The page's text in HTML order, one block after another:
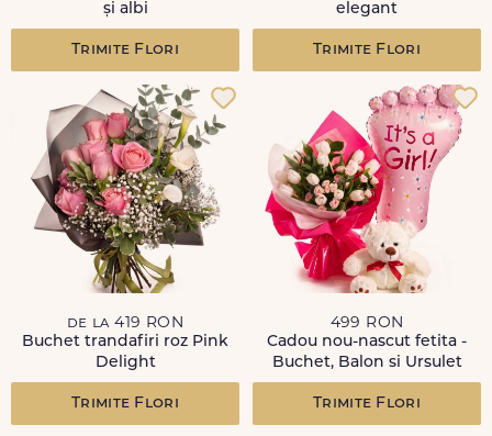
și albi
Trimite Flori
elegant
Trimite Flori
de la 419 RON
Buchet trandafiri roz Pink
Delight
Trimite Flori
499 RON
Cadou nou-nascut fetita -
Buchet, Balon si Ursulet
Trimite Flori